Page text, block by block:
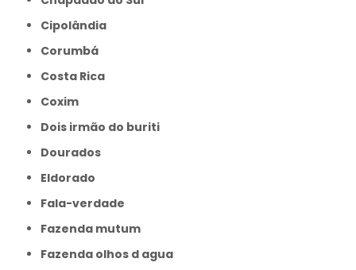
Cipolândia
Corumbá
Costa Rica
Coxim
Dois irmão do buriti
Dourados
Eldorado
Fala-verdade
Fazenda mutum
Fazenda olhos d agua